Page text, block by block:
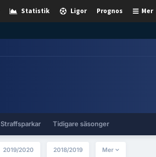
Mer
Prognos
Ligor
Statistik
Straffsparkar Tidigare säsonger
2019/2020 2018/2019 Mer